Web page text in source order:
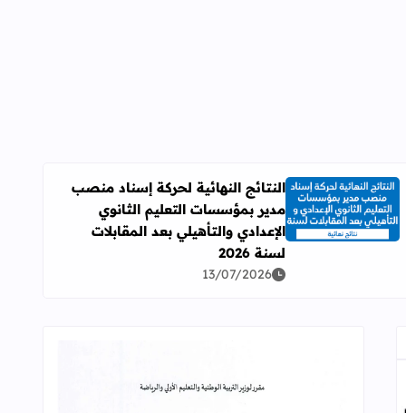
اقرأ المزيد عن النتائج النهائية لحركة إسناد منصب مدير بمؤسسات
النتائج النهائية لحركة إسناد منصب
مدير بمؤسسات التعليم الثانوي
الإعدادي والتأهيلي بعد المقابلات
لسنة 2026
13/07/2026